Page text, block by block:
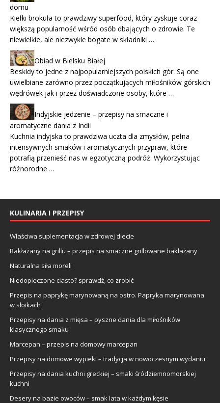
domu
Kiełki brokuła to prawdziwy superfood, który zyskuje coraz
większą popularność wśród osób dbających o zdrowie. Te
niewielkie, ale niezwykle bogate w składniki …
Obiad w Bielsku Białej
Beskidy to jedne z najpopularniejszych polskich gór. Są one
uwielbiane zarówno przez początkujących miłośników górskich
wędrówek jak i przez doświadczone osoby, które …
Indyjskie jedzenie – przepisy na smaczne i
aromatyczne dania z Indii
Kuchnia indyjska to prawdziwa uczta dla zmysłów, pełna
intensywnych smaków i aromatycznych przypraw, które
potrafią przenieść nas w egzotyczną podróż. Wykorzystując
różnorodne …
KULINARIA I PRZEPISY
Właściwa suplementacja w zdrowej diecie
Bakłażany na grillu – przepis na smaczne grillowane bakłażany
Naturalna siła moreli
Niedopieczone ciasto? sprawdź, co zrobić
Przepis na paprykę marynowaną na ostro. Papryka marynowana
w słoikach
Przepisy na dania z mięsa – pyszne dania dla miłośników
klasycznego smaku
Marcepan – przepis na domowy marcepan
Przepisy na domowe wypieki – tradycja w nowoczesnym wydaniu
Przepisy na dania kuchni greckiej – smaki śródziemnomorskiej
kuchni
Desery na bazie owoców – smak lata w każdym kęsie